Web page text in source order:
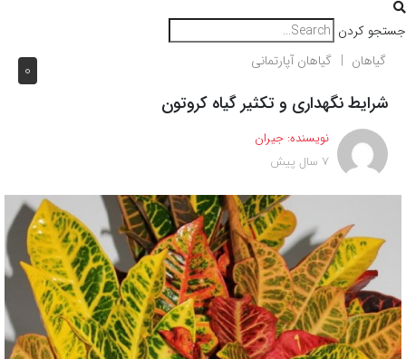
جستجو کردن
0 گیاهان گیاهان آپارتمانی
شرایط نگهداری و تکثیر گیاه کروتون
نویسنده: جیران
7 سال پیش